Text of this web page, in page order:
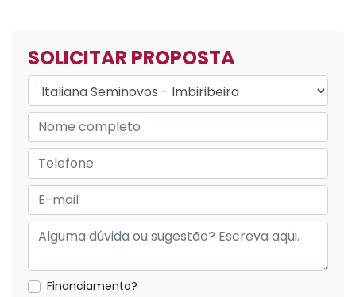
SOLICITAR PROPOSTA
Financiamento?